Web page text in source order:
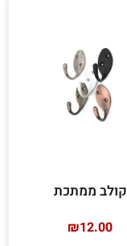
קולב ממתכת
₪12.00